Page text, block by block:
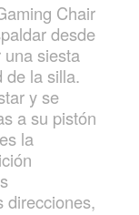
Chair
desde
una siesta
de la silla.
y se
a su pistón
la
direcciones,